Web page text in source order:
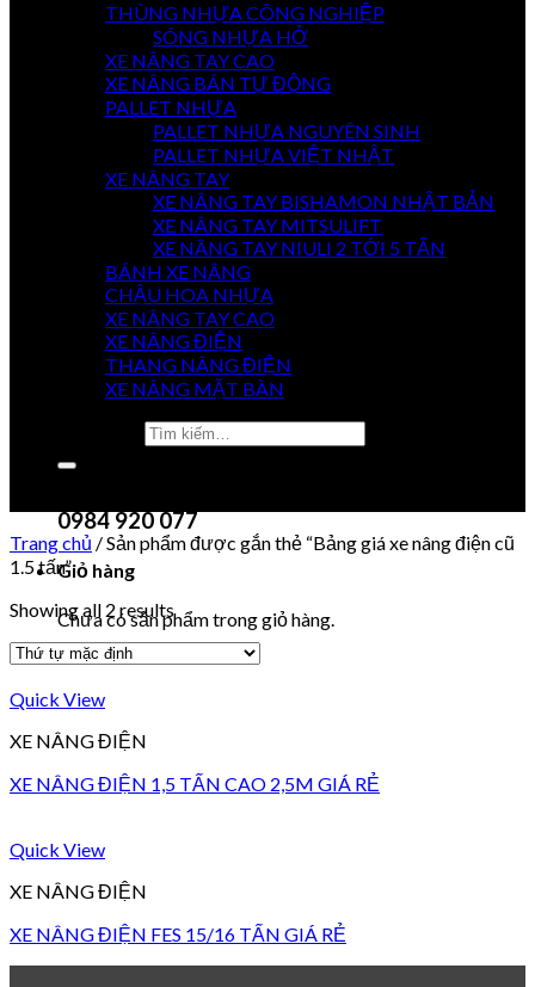
7 NGÀY
TOÀN QUỐC
THANH TOÁN
KHI NHẬN HÀNG
TỐT NHẤT
0915 851 488
0984 920 077
Giỏ hàng
Chưa có sản phẩm trong giỏ hàng.
THÙNG NHỰA CÔNG NGHIỆP
SÓNG NHỰA HỞ
XE NÂNG TAY CAO
XE NÂNG BÁN TỰ ĐỘNG
PALLET NHỰA
PALLET NHỰA NGUYÊN SINH
PALLET NHỰA VIỆT NHẬT
XE NÂNG TAY
XE NÂNG TAY BISHAMON NHẬT BẢN
XE NÂNG TAY MITSULIFT
XE NÂNG TAY NIULI 2 TỚI 5 TẤN
BÁNH XE NÂNG
CHẬU HOA NHỰA
XE NÂNG TAY CAO
XE NÂNG ĐIỆN
THANG NÂNG ĐIỆN
XE NÂNG MẶT BÀN
Trang chủ /Sản phẩm được gắn thẻ “Bảng giá xe nâng điện cũ
1.5 tấn”
Showing all 2 results
Quick View
XE NÂNG ĐIỆN
XE NÂNG ĐIỆN 1,5 TẤN CAO 2,5M GIÁ RẺ
Quick View
XE NÂNG ĐIỆN
XE NÂNG ĐIỆN FES 15/16 TẤN GIÁ RẺ